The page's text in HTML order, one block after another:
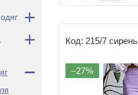
215/7 сирень
–27%